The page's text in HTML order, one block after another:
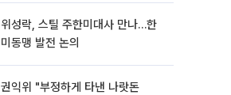
위성락, 스틸 주한미대사 만나…한
미동맹 발전 논의
권익위 "부정하게 타낸 나랏돈